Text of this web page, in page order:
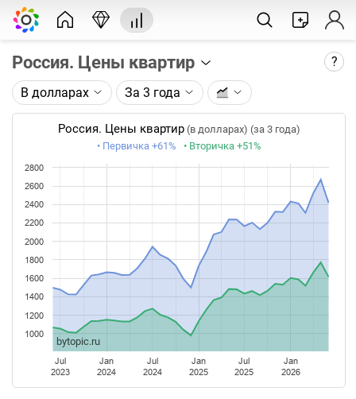
Россия. Цены квартир ?
Описание графика:
Цены реальных сделок с квартирами по данным
Сбериндекс. Цены приведены за квадратный
Доступные единицы измерения:золото,нефть,
доллары,рубли,зарплаты.
Каждая точка на графике - значение за месяц.
Таймфрейм (месяц) не меняется при изменении
глубины графика.
Данные добавляются 9-11 числа каждого месяца.
В долларах За 3 года
Россия. Цены квартир (в долларах) (за 3 года)
• Первичка +61% • Вторичка +51%
Jan
2024
Jan
2025
Jan
2026
Jul
2023
Jul
2024
Jul
2025
1000
1200
1400
1600
1800
2000
2200
2400
2600
2800
bytopic.ru